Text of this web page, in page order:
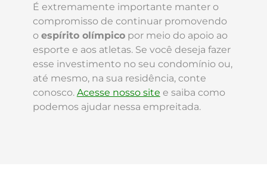
É extremamente importante manter o
compromisso de continuar promovendo
o espírito olímpicopor meio do apoio ao
esporte e aos atletas. Se você deseja fazer
esse investimento no seu condomínio ou,
até mesmo, na sua residência, conte
conosco. Acesse nosso site e saiba como
podemos ajudar nessa empreitada.